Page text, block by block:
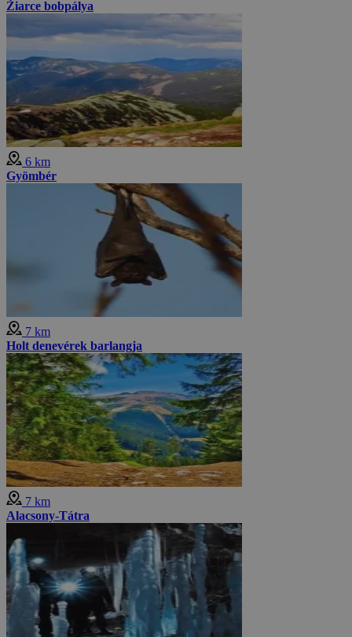
Žiarce bobpálya
6 km
Gyömbér
7 km
Holt denevérek barlangja
7 km
Alacsony-Tátra